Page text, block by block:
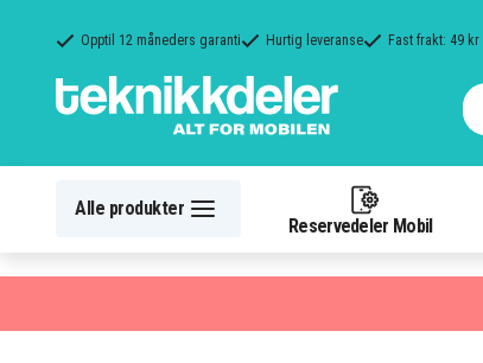
Opptil 12 måneders garanti Hurtig leveranse Fast frakt: 49 kr
Alle produkter
Reservedeler Mobil